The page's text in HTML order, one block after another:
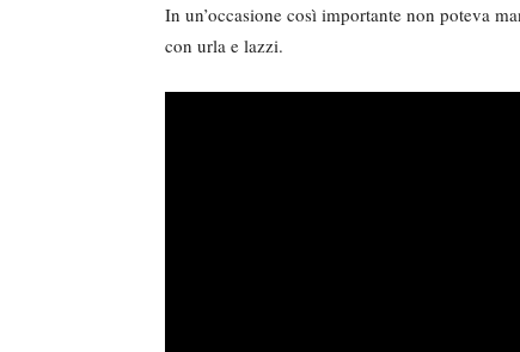
In un’occasione così importante non poteva
con urla e lazzi.